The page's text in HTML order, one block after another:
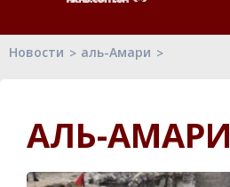
Новости аль-Амари
АЛЬ-АМАРИ